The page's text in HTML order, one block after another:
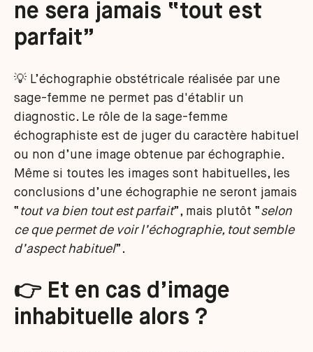
ne sera jamais “tout est
parfait”
💡 L’échographie obstétricale réalisée par une
sage-femme ne permet pas d'établir un
diagnostic. Le rôle de la sage-femme
échographiste est de juger du caractère habituel
ou non d’une image obtenue par échographie.
Même si toutes les images sont habituelles, les
conclusions d’une échographie ne seront jamais
“ tout va bien tout est parfait”, mais plutôt “selon
ce que permet de voir l’échographie, tout semble
d’aspect habituel”.
👉 Et en cas d’image
inhabituelle alors ?